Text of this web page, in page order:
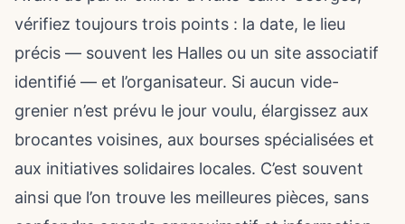
vérifiez toujours trois points : la date, le lieu
précis — souvent les Halles ou un site associatif
identifié — et l’organisateur. Si aucun vide-
grenier n’est prévu le jour voulu, élargissez aux
brocantes voisines, aux bourses spécialisées et
aux initiatives solidaires locales. C’est souvent
ainsi que l’on trouve les meilleures pièces, sans